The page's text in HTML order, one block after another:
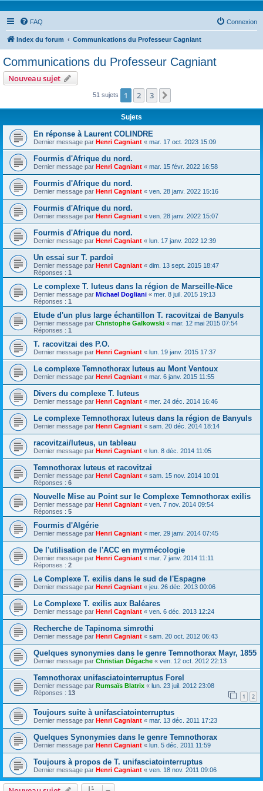
FAQ Connexion
Index du forum Communications du Professeur Cagniant
Communications du Professeur Cagniant
Nouveau sujet
51 sujets 1 2 3
Sujets
En réponse à Laurent COLINDRE
Dernier message par Henri Cagniant « mar. 17 oct. 2023 15:09
Fourmis d'Afrique du nord.
Dernier message par Henri Cagniant « mar. 15 févr. 2022 16:58
Fourmis d'Afrique du nord.
Dernier message par Henri Cagniant « ven. 28 janv. 2022 15:16
Fourmis d'Afrique du nord.
Dernier message par Henri Cagniant « ven. 28 janv. 2022 15:07
Fourmis d'Afrique du nord.
Dernier message par Henri Cagniant « lun. 17 janv. 2022 12:39
Un essai sur T. pardoi
Dernier message par Henri Cagniant « dim. 13 sept. 2015 18:47
Réponses : 1
Le complexe T. luteus dans la région de Marseille-Nice
Dernier message par Michael Dogliani « mer. 8 juil. 2015 19:13
Réponses : 1
Etude d'un plus large échantillon T. racovitzai de Banyuls
Dernier message par Christophe Galkowski « mar. 12 mai 2015 07:54
Réponses : 1
T. racovitzai des P.O.
Dernier message par Henri Cagniant « lun. 19 janv. 2015 17:37
Le complexe Temnothorax luteus au Mont Ventoux
Dernier message par Henri Cagniant « mar. 6 janv. 2015 11:55
Divers du complexe T. luteus
Dernier message par Henri Cagniant « mer. 24 déc. 2014 16:46
Le complexe Temnothorax luteus dans la région de Banyuls
Dernier message par Henri Cagniant « sam. 20 déc. 2014 18:14
racovitzai/luteus, un tableau
Dernier message par Henri Cagniant « lun. 8 déc. 2014 11:05
Temnothorax luteus et racovitzai
Dernier message par Henri Cagniant « sam. 15 nov. 2014 10:01
Réponses : 6
Nouvelle Mise au Point sur le Complexe Temnothorax exilis
Dernier message par Henri Cagniant « ven. 7 nov. 2014 09:54
Réponses : 5
Fourmis d'Algérie
Dernier message par Henri Cagniant « mer. 29 janv. 2014 07:45
De l'utilisation de l'ACC en myrmécologie
Dernier message par Henri Cagniant « mar. 7 janv. 2014 11:11
Réponses : 2
Le Complexe T. exilis dans le sud de l'Espagne
Dernier message par Henri Cagniant « jeu. 26 déc. 2013 00:06
Le Complexe T. exilis aux Baléares
Dernier message par Henri Cagniant « ven. 6 déc. 2013 12:24
Recherche de Tapinoma simrothi
Dernier message par Henri Cagniant « sam. 20 oct. 2012 06:43
Quelques synonymies dans le genre Temnothorax Mayr, 1855
Dernier message par Christian Dégache « ven. 12 oct. 2012 22:13
Temnothorax unifasciatointerruptus Forel
Dernier message par Rumsaïs Blatrix « lun. 23 juil. 2012 23:08
Réponses : 13 1 2
Toujours suite à unifasciatointerruptus
Dernier message par Henri Cagniant « mar. 13 déc. 2011 17:23
Quelques Synonymies dans le genre Temnothorax
Dernier message par Henri Cagniant « lun. 5 déc. 2011 11:59
Toujours à propos de T. unifasciatointerruptus
Dernier message par Henri Cagniant « ven. 18 nov. 2011 09:06